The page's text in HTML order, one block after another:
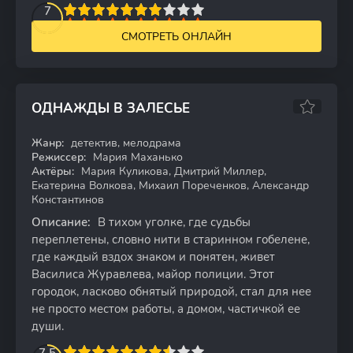
7
5 6 7 8 9 10
СМОТРЕТЬ ОНЛАЙН
ОДНАЖДЫ В ЗАЛЕСЬЕ
WEB-DL
6.53
Жанр: детектив, мелодрама
Режиссер: Мария Маханько
Актёры: Мария Куликова, Дмитрий Миллер,
Екатерина Волкова, Михаил Пореченков, Александр
Константинов
Описание: В тихом уголке, где судьбы
переплетены, словно нити в старинном гобелене,
где каждый вздох знаком и понятен, живет
Василиса Журавлева, майор полиции. Этот
городок, ласково обнятый природой, стал для нее
не просто местом работы, а домом, частичкой ее
души.